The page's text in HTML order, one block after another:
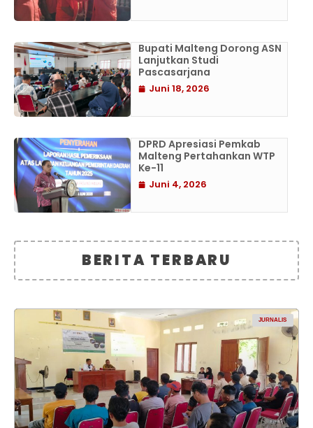
Bupati Malteng Dorong ASN
Lanjutkan Studi
Pascasarjana
Juni 18, 2026
DPRD Apresiasi Pemkab
Malteng Pertahankan WTP
Ke-11
Juni 4, 2026
BERITA TERBARU
JURNALIS